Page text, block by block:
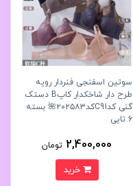
سوتین اسفنجی فنردار رویه
طرح دار شاخکدار کاپB دستک
گنی کدC91کد۲۰۲۵۸۳🌺 بسته
6 تایی
2,400,000 تومان
خرید